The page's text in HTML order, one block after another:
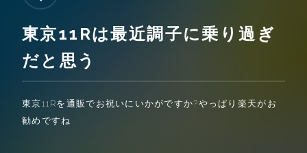
東京11Rは最近調子に乗り過ぎ
だと思う
東京11Rを通販でお祝いにいかがですか?やっぱり楽天がお
勧めですね